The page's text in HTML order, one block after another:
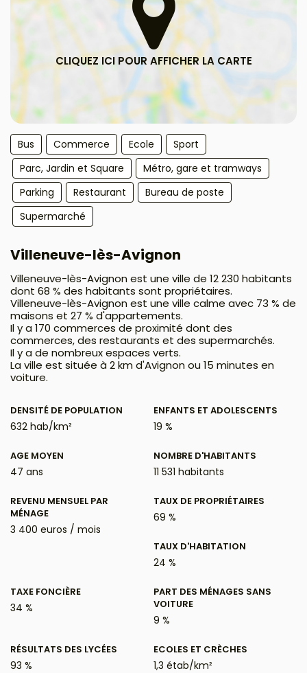
Bus Commerce Ecole
Sport
Parc, Jardin et Square
Métro, gare et tramways
Parking
Restaurant
Bureau de poste
Supermarché
Villeneuve-lès-Avignon
Villeneuve-lès-Avignon est une ville de 12 230 habitants
dont 68 % des habitants sont propriétaires.
Villeneuve-lès-Avignon est une ville calme avec 73 % de
maisons et 27 % d'appartements.
Il y a 170 commerces de proximité dont des
commerces, des restaurants et des supermarchés.
Il y a de nombreux espaces verts.
La ville est située à 2 km d'Avignon ou 15 minutes en
voiture.
DENSITÉ DE POPULATION
632 hab/km²
ENFANTS ET ADOLESCENTS
19 %
AGE MOYEN
47 ans
NOMBRE D'HABITANTS
11 531 habitants
REVENU MENSUEL PAR
MÉNAGE
3 400 euros / mois
TAUX DE PROPRIÉTAIRES
69 %
TAUX D'HABITATION
24 %
TAXE FONCIÈRE
34 %
PART DES MÉNAGES SANS
VOITURE
9 %
RÉSULTATS DES LYCÉES
93 %
ECOLES ET CRÈCHES
1,3 étab/km²